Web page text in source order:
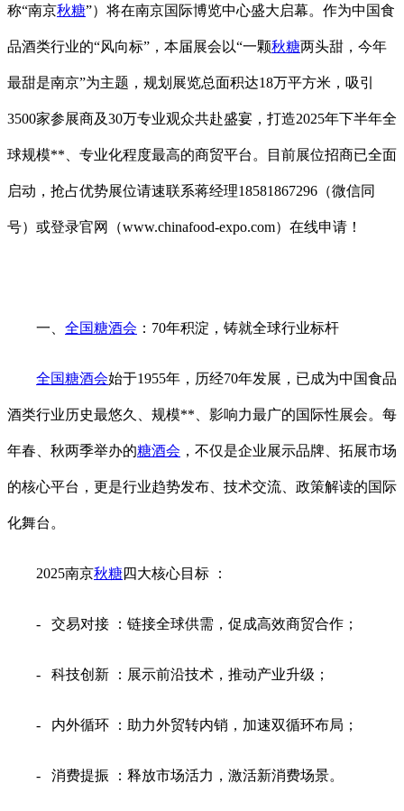
称“南京秋糖”）将在南京国际博览中心盛大启幕。作为中国食
品酒类行业的“风向标”，本届展会以“一颗秋糖两头甜，今年
最甜是南京”为主题，规划展览总面积达18万平方米，吸引
3500家参展商及30万专业观众共赴盛宴，打造2025年下半年全
球规模**、专业化程度最高的商贸平台。目前展位招商已全面
启动，抢占优势展位请速联系蒋经理18581867296（微信同
号）或登录官网（www.chinafood-expo.com）在线申请！
一、 全国糖酒会 ：70年积淀，铸就全球行业标杆
全国糖酒会始于1955年，历经70年发展，已成为中国食品
酒类行业历史最悠久、规模**、影响力最广的国际性展会。每
年春、秋两季举办的糖酒会 ，不仅是企业展示品牌、拓展市场
的核心平台，更是行业趋势发布、技术交流、政策解读的国际
化舞台。
2025南京秋糖四大核心目标 ：
- 交易对接 ：链接全球供需，促成高效商贸合作；
- 科技创新 ：展示前沿技术，推动产业升级；
- 内外循环 ：助力外贸转内销，加速双循环布局；
- 消费提振 ：释放市场活力，激活新消费场景。